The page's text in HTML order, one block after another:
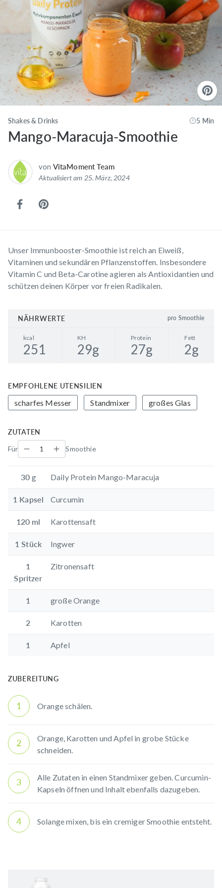
Shakes & Drinks 5 Min
Mango-Maracuja-Smoothie
von VitaMoment Team
Aktualisiert am 25. März, 2024
Unser Immunbooster-Smoothie ist reich an Eiweiß,
Vitaminen und sekundären Pflanzenstoffen. Insbesondere
Vitamin C und Beta-Carotine agieren als Antioxidantien und
schützen deinen Körper vor freien Radikalen.
NÄHRWERTE pro Smoothie
kcal
251
KH
29g
Protein
27g
Fett
2g
EMPFOHLENE UTENSILIEN
scharfes Messer Standmixer großes Glas
ZUTATEN
Für
Smoothie
30 g Daily Protein Mango-Maracuja
1 Kapsel Curcumin
120 ml Karottensaft
1 Stück Ingwer
1
Spritzer
Zitronensaft
1 große Orange
2 Karotten
1 Apfel
ZUBEREITUNG
1 Orange schälen.
2
Orange, Karotten und Apfel in grobe Stücke
schneiden.
3
Alle Zutaten in einen Standmixer geben. Curcumin-
Kapseln öffnen und Inhalt ebenfalls dazugeben.
4 Solange mixen, bis ein cremiger Smoothie entsteht.